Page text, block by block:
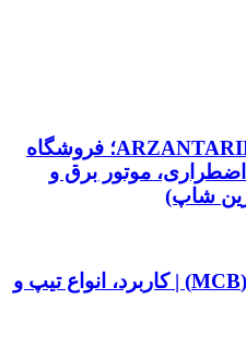
افتتاح رسمی ARZANTARIN.SHOP؛ فروشگاه
موتور برق و
شاپ)
کلید مینیاتوری زیمنس (MCB) | کاربرد، انواع تیپ و